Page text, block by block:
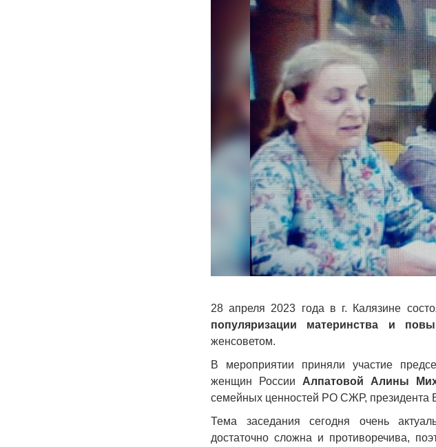
28 апреля 2023 года в г. Калязине
популяризации материнства и
женсоветом.
В мероприятии приняли участие
женщин России Алпатовой Алины
семейных ценностей РО СЖР,
Тема заседания сегодня очень
достаточно сложна и противоречива,